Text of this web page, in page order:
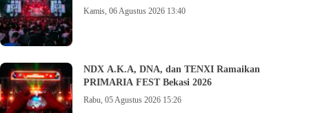
Kamis, 06 Agustus 2026 13:40
NDX A.K.A, DNA, dan TENXI Ramaikan
PRIMARIA FEST Bekasi 2026
Rabu, 05 Agustus 2026 15:26